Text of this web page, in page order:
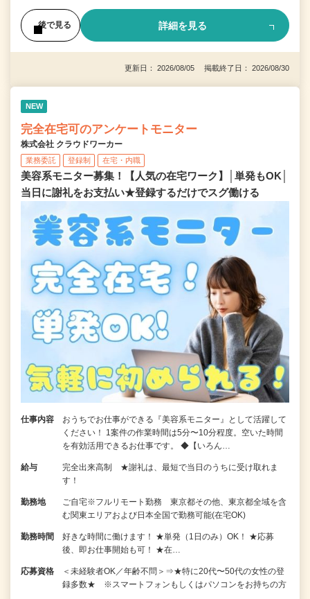
後で見る 詳細を見る
更新日： 2026/08/05 掲載終了日： 2026/08/30
NEW
完全在宅可のアンケートモニター
株式会社 クラウドワーカー
業務委託 登録制 在宅・内職
美容系モニター募集！【人気の在宅ワーク】│単発もOK│
当日に謝礼をお支払い★登録するだけでスグ働ける
仕事内容
おうちでお仕事ができる『美容系モニター』として活躍して
ください！ 1案件の作業時間は5分〜10分程度。空いた時間
を有効活用できるお仕事です。 ◆【いろん…
給与
完全出来高制 ★謝礼は、最短で当日のうちに受け取れま
す！
勤務地
ご自宅※フルリモート勤務 東京都その他、東京都全域を含
む関東エリアおよび日本全国で勤務可能(在宅OK)
勤務時間
好きな時間に働けます！ ★単発（1日のみ）OK！ ★応募
後、即お仕事開始も可！ ★在…
応募資格
＜未経験者OK／年齢不問＞⇒★特に20代〜50代の女性の登
録多数★ ※スマートフォンもしくはパソコンをお持ちの方